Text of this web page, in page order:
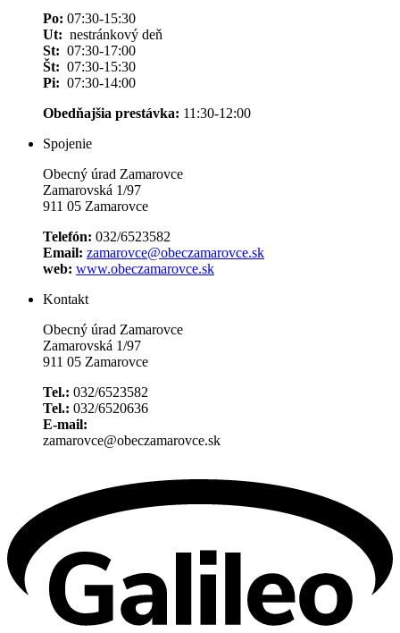
Po: 07:30-15:30
Ut: nestránkový deň
St: 07:30-17:00
Št: 07:30-15:30
Pi: 07:30-14:00
Obedňajšia prestávka: 11:30-12:00
Spojenie
Obecný úrad Zamarovce
Zamarovská 1/97
911 05 Zamarovce
Telefón: 032/6523582
Email: zamarovce@obeczamarovce.sk
web: www.obeczamarovce.sk
Kontakt
Obecný úrad Zamarovce
Zamarovská 1/97
911 05 Zamarovce
Tel.: 032/6523582
Tel.: 032/6520636
E-mail:
zamarovce@obeczamarovce.sk